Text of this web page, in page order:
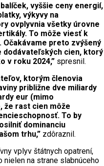
vyššie ceny energií,
výkyvy na
ovplyvnia všetky úrovne
To môže viesť k
preto zvýšený
dodávateľských cien, ktorý
v roku 2024,” spresnil.
ktorým členovia
približne dve miliardy
eur (mimo
že rast cien môže
To by
dominanciu
trhu,” zdôraznil.
vplyv štátnych opatrení,
nielen na strane slabnúceho